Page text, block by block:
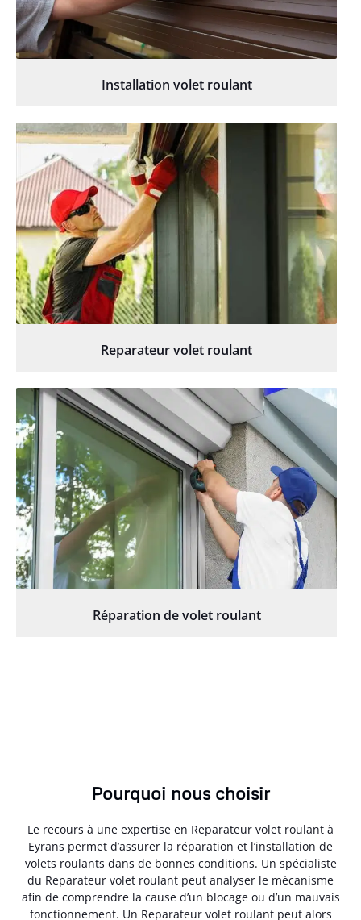
Installation volet roulant
Reparateur volet roulant
Réparation de volet roulant
Pourquoi nous choisir
Le recours à une expertise en Reparateur volet roulant à
Eyrans permet d’assurer la réparation et l’installation de
volets roulants dans de bonnes conditions. Un spécialiste
du Reparateur volet roulant peut analyser le mécanisme
afin de comprendre la cause d’un blocage ou d’un mauvais
fonctionnement. Un Reparateur volet roulant peut alors